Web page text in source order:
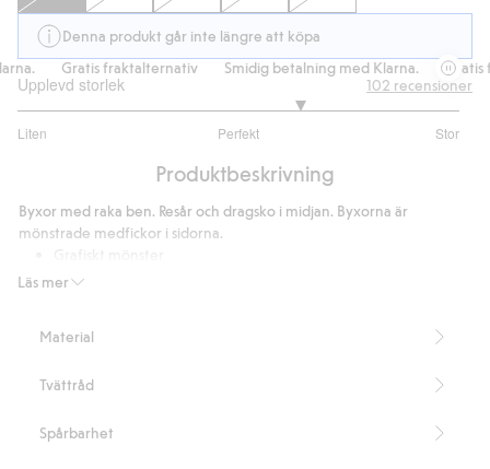
Denna produkt går inte längre att köpa
Gratis fraktalternativ Smidig betalning med Klarna. Gratis
Upplevd storlek
Liten Perfekt Stor
utav
83
betyg
102 recensioner
Produktbeskrivning
Läs mer
Byxor med raka ben. Resår och dragsko i midjan. Byxorna är
mönstrade medfickor i sidorna.
Resår och dragsko i midjan
Artikelnummer
Material
Tvättråd
Spårbarhet